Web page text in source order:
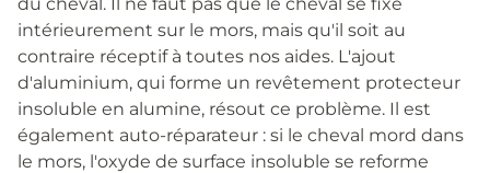
intérieurement sur le mors, mais qu'il soit au
contraire réceptif à toutes nos aides. L'ajout
d'aluminium, qui forme un revêtement protecteur
insoluble en alumine, résout ce problème. Il est
également auto-réparateur : si le cheval mord dans
le mors, l'oxyde de surface insoluble se reforme